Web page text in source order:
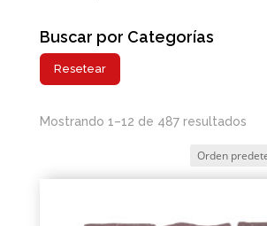
Buscar por Categorías
Resetear
Mostrando 1–12 de 487 resultados